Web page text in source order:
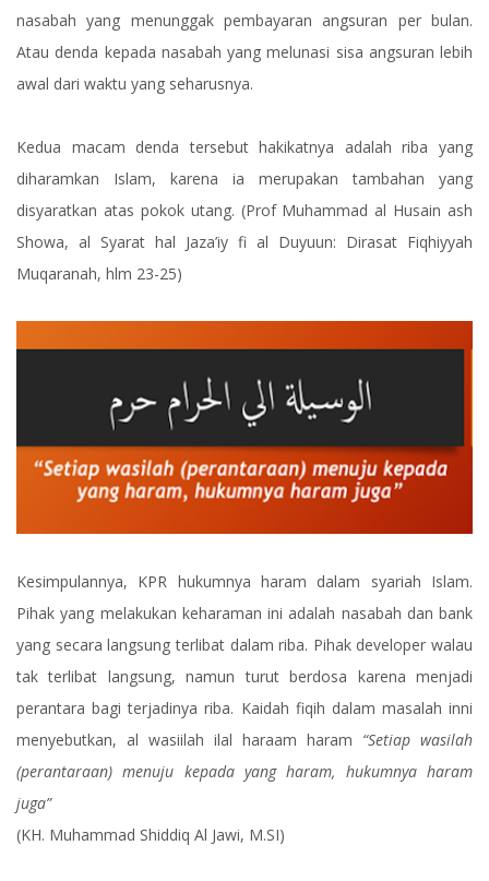
nasabah yang menunggak pembayaran angsuran per bulan.
Atau denda kepada nasabah yang melunasi sisa angsuran lebih
awal dari waktu yang seharusnya.
Kedua macam denda tersebut hakikatnya adalah riba yang
diharamkan Islam, karena ia merupakan tambahan yang
disyaratkan atas pokok utang. (Prof Muhammad al Husain ash
Showa, al Syarat hal Jaza’iy fi al Duyuun: Dirasat Fiqhiyyah
Muqaranah, hlm 23-25)
Kesimpulannya, KPR hukumnya haram dalam syariah Islam.
Pihak yang melakukan keharaman ini adalah nasabah dan bank
yang secara langsung terlibat dalam riba. Pihak developer walau
tak terlibat langsung, namun turut berdosa karena menjadi
perantara bagi terjadinya riba. Kaidah fiqih dalam masalah inni
menyebutkan, al wasiilah ilal haraam haram “Setiap wasilah
(perantaraan) menuju kepada yang haram, hukumnya haram
juga”
(KH. Muhammad Shiddiq Al Jawi, M.SI)